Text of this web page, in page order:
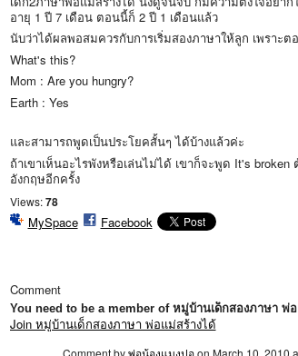
อายุ 1 ปี 7 เดือน ตอนนี้ก็ 2 ปี 1 เดือนแล้ว
นับว่าได้ผลพอสมควรกับการเริ่มสองภาษาให้ลูก เพราะ
What's this?
Mom : Are you hungry?
Earth : Yes
และสามารถพูดเป็นประโยคสั้นๆ ได้บ้างแล้วค่ะ
ถ้าเขาเห็นอะไรพังหรือเล่นไม่ได้ เขาก็จะพูด It's
อังกฤษอีกครั้ง
Views: 78
MySpace Facebook
Comment
You need to be a member of หมู่บ้านเด็กสองภาษา พ่
Join หมู่บ้านเด็กสองภาษา พ่อแม่สร้างได้